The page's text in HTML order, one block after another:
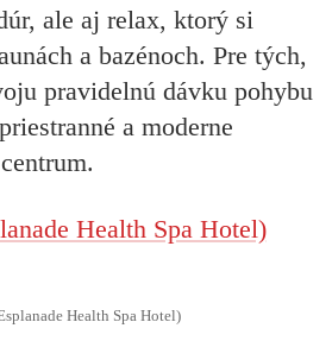
ale aj relax, ktorý si
a bazénoch. Pre tých,
pravidelnú dávku pohybu
a moderne
Health Spa Hotel)